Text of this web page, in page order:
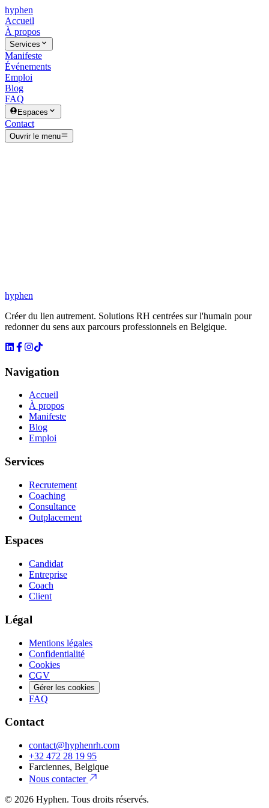
hyphen
Accueil
À propos
Services
Manifeste
Événements
Emploi
Blog
FAQ
Espaces
Contact
Ouvrir le menu
Envoyer le lien de réinitialisation
hyphen
Créer du lien autrement. Solutions RH centrées sur l'humain pour
redonner du sens aux parcours professionnels en Belgique.
Navigation
Accueil
À propos
Manifeste
Blog
Emploi
Services
Recrutement
Coaching
Consultance
Outplacement
Espaces
Candidat
Entreprise
Coach
Client
Légal
Mentions légales
Confidentialité
Cookies
CGV
Gérer les cookies
FAQ
Contact
contact@hyphenrh.com
+32 472 28 19 95
Farciennes, Belgique
Nous contacter
© 2026 Hyphen. Tous droits réservés.